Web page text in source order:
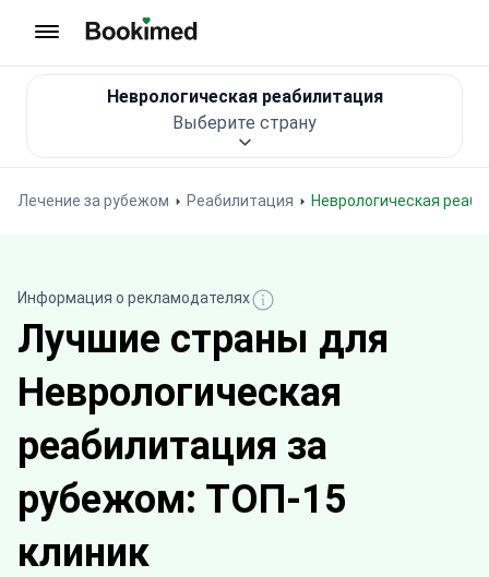
Лечение за рубежом Реабилитация Неврологическая
Неврологическая реабилитация
Выберите страну
Информация о рекламодателях
Лучшие страны для
Неврологическая
реабилитация за
рубежом: ТОП-15
клиник